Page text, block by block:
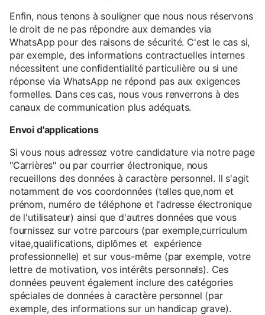
Enfin, nous tenons à souligner que nous nous réservons
le droit de ne pas répondre aux demandes via
WhatsApp pour des raisons de sécurité. C'est le cas si,
par exemple, des informations contractuelles internes
nécessitent une confidentialité particulière ou si une
réponse via WhatsApp ne répond pas aux exigences
formelles. Dans ces cas, nous vous renverrons à des
canaux de communication plus adéquats.
Envoi d'applications
Si vous nous adressez votre candidature via notre page
"Carrières" ou par courrier électronique, nous
recueillons des données à caractère personnel. Il s'agit
notamment de vos coordonnées (telles que,nom et
prénom, numéro de téléphone et l'adresse électronique
de l'utilisateur) ainsi que d'autres données que vous
fournissez sur votre parcours (par exemple,curriculum
vitae,qualifications, diplômes et expérience
professionnelle) et sur vous-même (par exemple, votre
lettre de motivation, vos intérêts personnels). Ces
données peuvent également inclure des catégories
spéciales de données à caractère personnel (par
exemple, des informations sur un handicap grave).